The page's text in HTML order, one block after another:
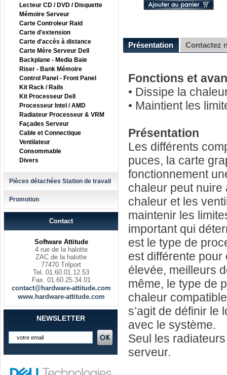
Lecteur CD / DVD / Disquette
Mémoire Serveur
Carte Controleur Raid
Carte d'extension
Carte d'accès à distance
Carte Mère Serveur Dell
Backplane - Media Baie
Riser - Bank Mémoire
Control Panel - Front Panel
Kit Rack / Rails
Kit Processeur Dell
Processeur Intel / AMD
Radiateur Processeur & VRM
Façades Serveur
Cable et Connectique
Ventilateur
Consommable
Divers
Pièces détachées Station de travail
Promotion
Contact
Software Attitude
4 rue de la halotte
ZAC de la halotte
77470 Trilport
Tel. 01.60.01.12.53
Fax. 01.60.25.34.01
contact@hardware-attitude.com
www.hardware-attitude.com
NEWSLETTER
Présentation Contactez
Fonctions et
• Dissipe la
• Maintient les
Présentation
Les différents
puces, la carte
fonctionnement
chaleur peut
chaleur et les
maintenir les
important qui
est le type de
est différente
élevée, meilleurs
même, le type de
chaleur
s’agit de définir le
avec le système.
Seul les
serveur.